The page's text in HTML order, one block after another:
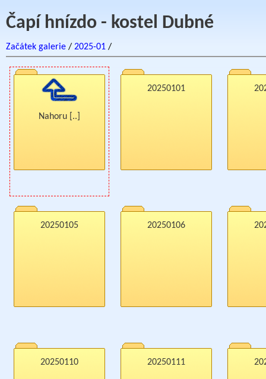
Čapí hnízdo - kostel Dubné
Začátek galerie / 2025-01 /
Nahoru [..]
20250101
20250105 20250106
20250110 20250111